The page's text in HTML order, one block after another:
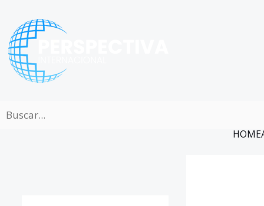
contenido
HOME